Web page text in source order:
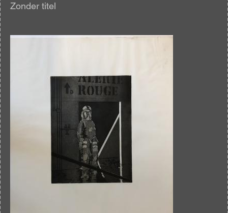
Zonder titel
Afbeelding